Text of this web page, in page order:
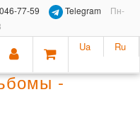
77-59 Telegram
Пн-
Ua Ru
-